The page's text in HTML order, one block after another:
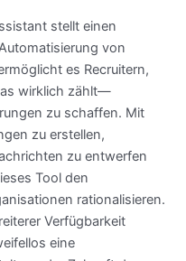
stellt einen
von
es Recruitern,
wirklich zählt—
zu schaffen. Mit
zu erstellen,
zu entwerfen
Tool den
rationalisieren.
Verfügbarkeit
eine